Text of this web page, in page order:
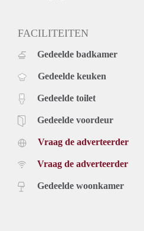
FACILITEITEN
Gedeelde badkamer
Gedeelde keuken
Gedeelde toilet
Gedeelde voordeur
Vraag de adverteerder
Vraag de adverteerder
Gedeelde woonkamer